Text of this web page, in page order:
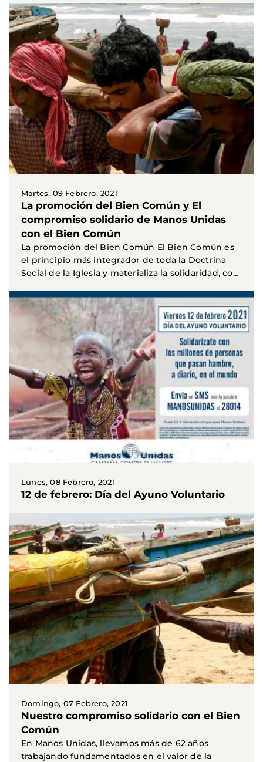
Martes, 09 Febrero, 2021
La promoción del Bien Común y El
compromiso solidario de Manos Unidas
con el Bien Común
La promoción del Bien Común El Bien Común es
el principio más integrador de toda la Doctrina
Social de la Iglesia y materializa la solidaridad, con
Lunes, 08 Febrero, 2021
12 de febrero: Día del Ayuno Voluntario
Domingo, 07 Febrero, 2021
Nuestro compromiso solidario con el Bien
Común
En Manos Unidas, llevamos más de 62 años
trabajando fundamentados en el valor de la